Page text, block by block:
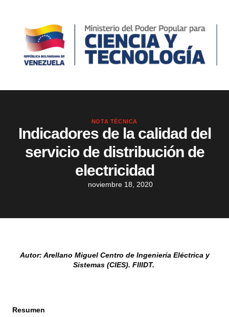
NOTA TÉCNICA
Indicadores de la calidad del
servicio de distribución de
electricidad
noviembre 18, 2020
Autor: Arellano Miguel Centro de Ingeniería Eléctrica y
Sistemas (CIES). FIIIDT.
Resumen